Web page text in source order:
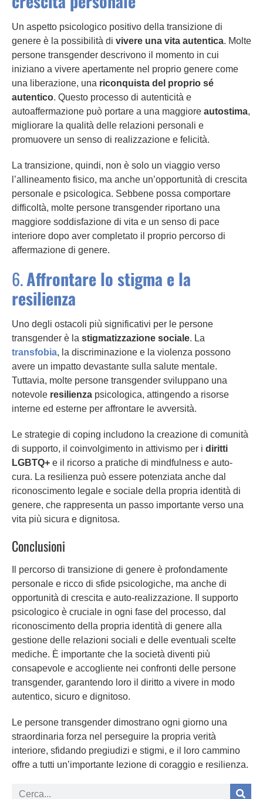
Un aspetto psicologico positivo della transizione di
genere è la possibilità di vivere una vita autentica. Molte
persone transgender descrivono il momento in cui
iniziano a vivere apertamente nel proprio genere come
una liberazione, una riconquista del proprio sé
autentico. Questo processo di autenticità e
autoaffermazione può portare a una maggiore autostima,
migliorare la qualità delle relazioni personali e
promuovere un senso di realizzazione e felicità.
La transizione, quindi, non è solo un viaggio verso
l’allineamento fisico, ma anche un’opportunità di crescita
personale e psicologica. Sebbene possa comportare
difficoltà, molte persone transgender riportano una
maggiore soddisfazione di vita e un senso di pace
interiore dopo aver completato il proprio percorso di
affermazione di genere.
6.Affrontare lo stigma e la
resilienza
Uno degli ostacoli più significativi per le persone
transgender è la stigmatizzazione sociale. La
transfobia, la discriminazione e la violenza possono
avere un impatto devastante sulla salute mentale.
Tuttavia, molte persone transgender sviluppano una
notevole resilienza psicologica, attingendo a risorse
interne ed esterne per affrontare le avversità.
Le strategie di coping includono la creazione di comunità
di supporto, il coinvolgimento in attivismo per i diritti
LGBTQ+ e il ricorso a pratiche di mindfulness e auto-
cura. La resilienza può essere potenziata anche dal
riconoscimento legale e sociale della propria identità di
genere, che rappresenta un passo importante verso una
vita più sicura e dignitosa.
Conclusioni
Il percorso di transizione di genere è profondamente
personale e ricco di sfide psicologiche, ma anche di
opportunità di crescita e auto-realizzazione. Il supporto
psicologico è cruciale in ogni fase del processo, dal
riconoscimento della propria identità di genere alla
gestione delle relazioni sociali e delle eventuali scelte
mediche. È importante che la società diventi più
consapevole e accogliente nei confronti delle persone
transgender, garantendo loro il diritto a vivere in modo
autentico, sicuro e dignitoso.
Le persone transgender dimostrano ogni giorno una
straordinaria forza nel perseguire la propria verità
interiore, sfidando pregiudizi e stigmi, e il loro cammino
offre a tutti un’importante lezione di coraggio e resilienza.